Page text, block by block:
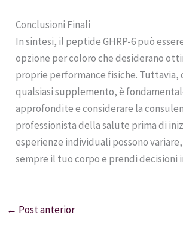
Conclusioni Finali
In sintesi, il peptide GHRP-6 può
opzione per coloro che desiderano
proprie performance fisiche. Tuttavia,
qualsiasi supplemento, è
approfondite e considerare la
professionista della salute prima di
esperienze individuali possono
sempre il tuo corpo e prendi decisioni
← Post anterior